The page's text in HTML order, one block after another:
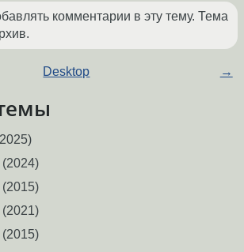
комментарии в эту тему. Тема
Desktop →
(2024)
(2015)
(2021)
(2015)